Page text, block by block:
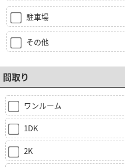
駐車場
その他
間取り
ワンルーム
1DK
2K